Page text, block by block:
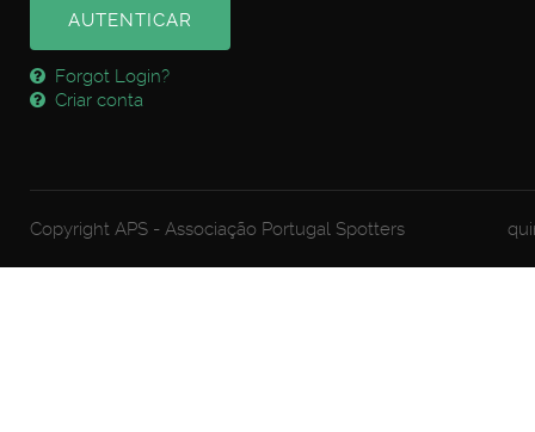
AUTENTICAR
Forgot Login?
Criar conta
Copyright APS - Associação Portugal Spotters